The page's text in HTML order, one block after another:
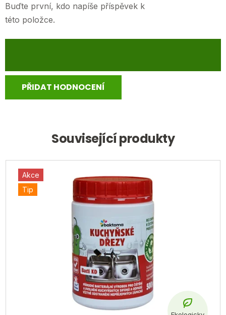
Buďte první, kdo napíše příspěvek k
této položce.
PŘIDAT HODNOCENÍ
Související produkty
Akce
Tip